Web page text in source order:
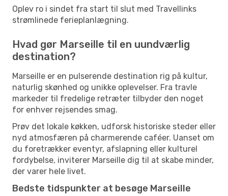
Oplev ro i sindet fra start til slut med Travellinks
strømlinede ferieplanlægning.
Hvad gør Marseille til en uundværlig
destination?
Marseille er en pulserende destination rig på kultur,
naturlig skønhed og unikke oplevelser. Fra travle
markeder til fredelige retræter tilbyder den noget
for enhver rejsendes smag.
Prøv det lokale køkken, udforsk historiske steder eller
nyd atmosfæren på charmerende caféer. Uanset om
du foretrækker eventyr, afslapning eller kulturel
fordybelse, inviterer Marseille dig til at skabe minder,
der varer hele livet.
Bedste tidspunkter at besøge Marseille